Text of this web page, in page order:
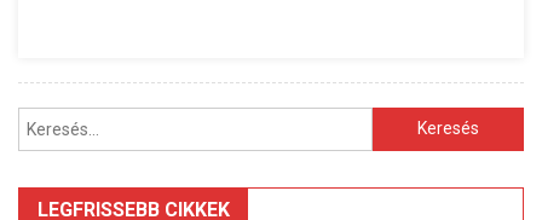
Keresés:
LEGFRISSEBB CIKKEK